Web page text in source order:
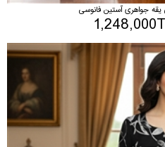
جواهری آستین فانوسی
1,248,000T